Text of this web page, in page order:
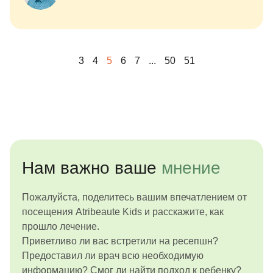
3 4 5 6 7 ... 50 51
Нам важно ваше мнение
Пожалуйста, поделитесь вашим впечатлением от
посещения Atribeaute Kids и расскажите, как
прошло лечение.
Приветливо ли вас встретили на ресепшн?
Предоставил ли врач всю необходимую
информацию? Смог ли найти подход к ребенку?